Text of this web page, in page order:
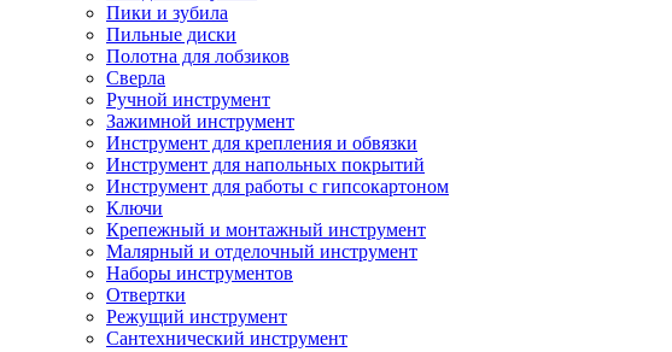
Пики и зубила
Пильные диски
Полотна для лобзиков
Сверла
Ручной инструмент
Зажимной инструмент
Инструмент для крепления и обвязки
Инструмент для напольных покрытий
Инструмент для работы с гипсокартоном
Ключи
Крепежный и монтажный инструмент
Малярный и отделочный инструмент
Наборы инструментов
Отвертки
Режущий инструмент
Сантехнический инструмент